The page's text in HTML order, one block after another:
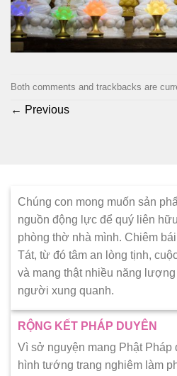
Both comments and trackbacks are
← Previous
Chúng con mong muốn sản
nguồn động lực để quý liên
phòng thờ nhà mình. Chiêm
Tát, từ đó tâm an lòng tịnh,
và mang thật nhiều năng
người xung quanh.
RỘNG KẾT PHÁP DUYÊN
Vì sở nguyện mang Phật
hình tướng trang nghiêm làm